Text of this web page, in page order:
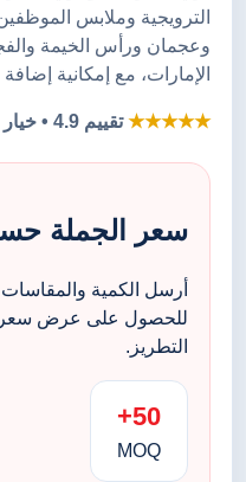
الترويجية وملابس
وعجمان ورأس الخيمة
الإمارات، مع إمكانية
★★★★★تقييم 4.9 • خيار مفضل لطلبات الزي بالجملة
سعر الجملة
أرسل الكمية والمقاسات
للحصول على عرض سعر
التطريز.
50+
MOQ